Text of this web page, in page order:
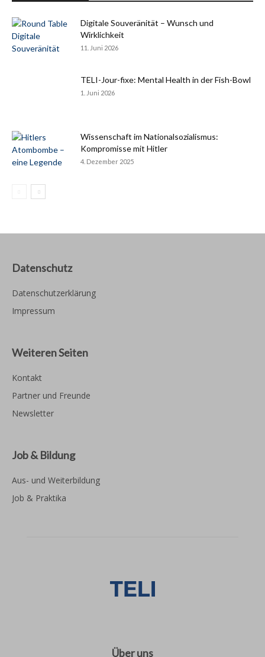
Digitale Souveränität – Wunsch und
Wirklichkeit
11. Juni 2026
TELI-Jour-fixe: Mental Health in der Fish-Bowl
1. Juni 2026
Wissenschaft im Nationalsozialismus:
Kompromisse mit Hitler
4. Dezember 2025
Datenschutz
Datenschutzerklärung
Impressum
Weiteren Seiten
Kontakt
Partner und Freunde
Newsletter
Job & Bildung
Aus- und Weiterbildung
Job & Praktika
Über uns